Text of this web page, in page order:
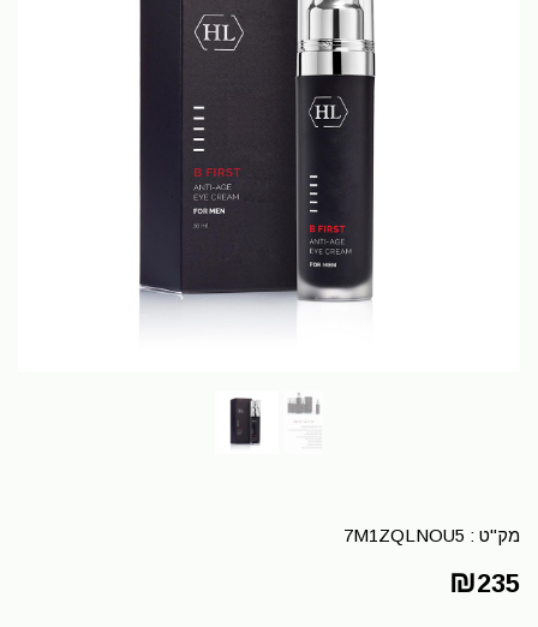
מק"ט : 7M1ZQLNOU5
₪235